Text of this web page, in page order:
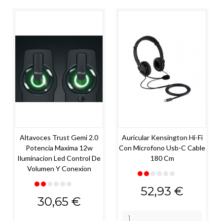
Altavoces Trust Gemi 2.0
Potencia Maxima 12w
Iluminacion Led Control De
Volumen Y Conexion
Precio
30,65 €
Auricular Kensington Hi-Fi
Con Microfono Usb-C Cable
180 Cm
Precio
52,93 €